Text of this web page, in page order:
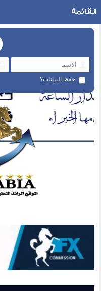
حفظ البيانات؟
القائمة